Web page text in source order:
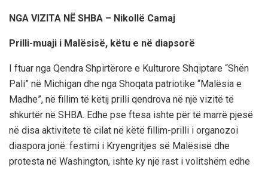
NGA VIZITA NË SHBA – Nikollë Camaj
Prilli-muaji i Malësisë, këtu e në diapsorë
I ftuar nga Qendra Shpirtërore e Kulturore Shqiptare “Shën
Pali” në Michigan dhe nga Shoqata patriotike “Malësia e
Madhe”, në fillim të këtij prilli qendrova në një vizitë të
shkurtër në SHBA. Edhe pse ftesa ishte për të marrë pjesë
në disa aktivitete të cilat në këtë fillim-prilli i organozoi
diaspora jonë: festimi i Kryengritjes së Malësisë dhe
protesta në Washington, ishte ky një rast i volitshëm edhe